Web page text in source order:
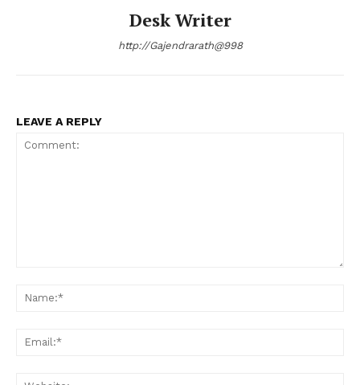
Desk Writer
http://Gajendrarath@998
LEAVE A REPLY